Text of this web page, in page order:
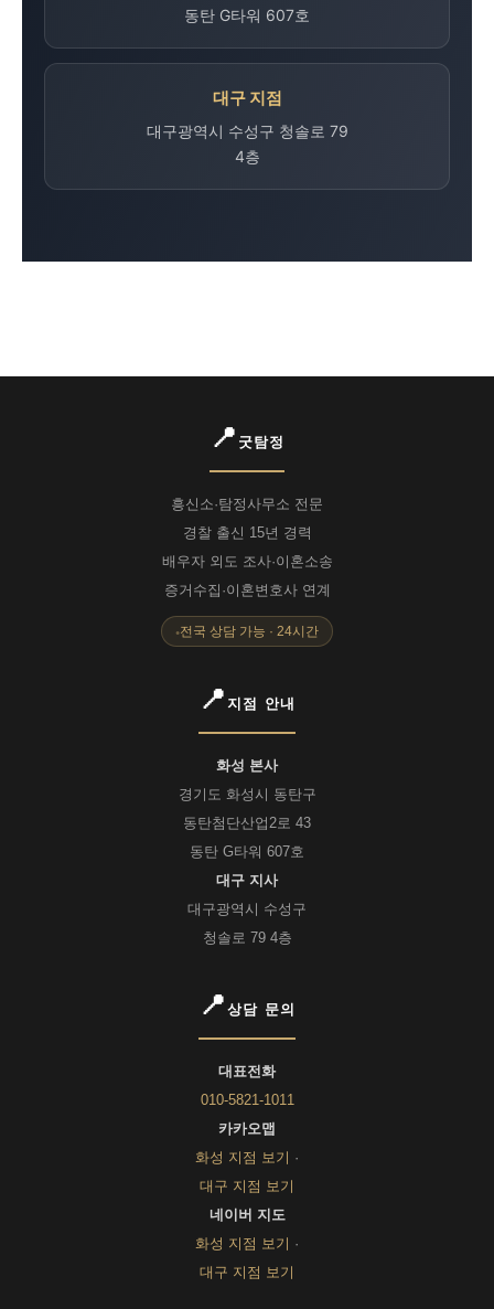
동탄 G타워 607호
대구 지점
대구광역시 수성구 청솔로 79
4층
굿탐정
흥신소·탐정사무소 전문
경찰 출신 15년 경력
배우자 외도 조사·이혼소송
증거수집·이혼변호사 연계
전국 상담 가능 · 24시간
지점 안내
화성 본사
경기도 화성시 동탄구
동탄첨단산업2로 43
동탄 G타워 607호
대구 지사
대구광역시 수성구
청솔로 79 4층
상담 문의
대표전화
010-5821-1011
카카오맵
화성 지점 보기 ·
대구 지점 보기
네이버 지도
화성 지점 보기 ·
대구 지점 보기